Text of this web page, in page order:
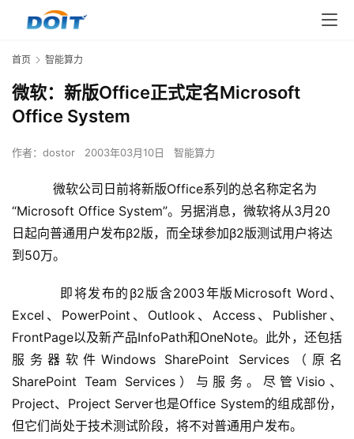
首页 智能算力
微软：新版Office正式定名Microsoft
Office System
作者： dostor 2003年03月10日 智能算力
微软公司日前将新版Office系列的总名称定名为
“Microsoft Office System”。另据消息，微软将从3月20
日起向普通用户发布β2版，而全球参加β2版测试用户将达
到50万。
即将发布的β2版含2003年版Microsoft Word、
Excel、PowerPoint、Outlook、Access、Publisher、
FrontPage以及新产品InfoPath和OneNote。此外，还包括
服务器软件Windows SharePoint Services（原名
SharePoint Team Services）与服务。尽管Visio、
Project、Project Server也是Office System的组成部份，
但它们尚处于技术测试阶段，将不对普通用户发布。